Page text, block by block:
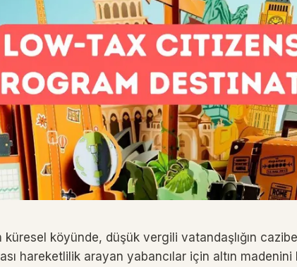
küresel köyünde, düşük vergili vatandaşlığın
hareketlilik arayan yabancılar için altın